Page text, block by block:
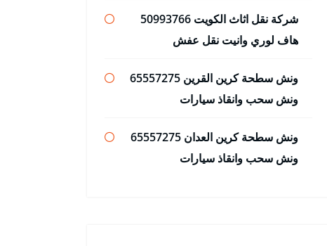
شركة نقل اثاث الكويت 50993766
هاف لوري وانيت نقل عفش
ونش سطحة كرين القرين 65557275
ونش سحب وانقاذ سيارات
ونش سطحة كرين العدان 65557275
ونش سحب وانقاذ سيارات